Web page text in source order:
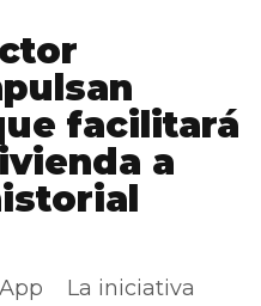
facilitará
a
La iniciativa